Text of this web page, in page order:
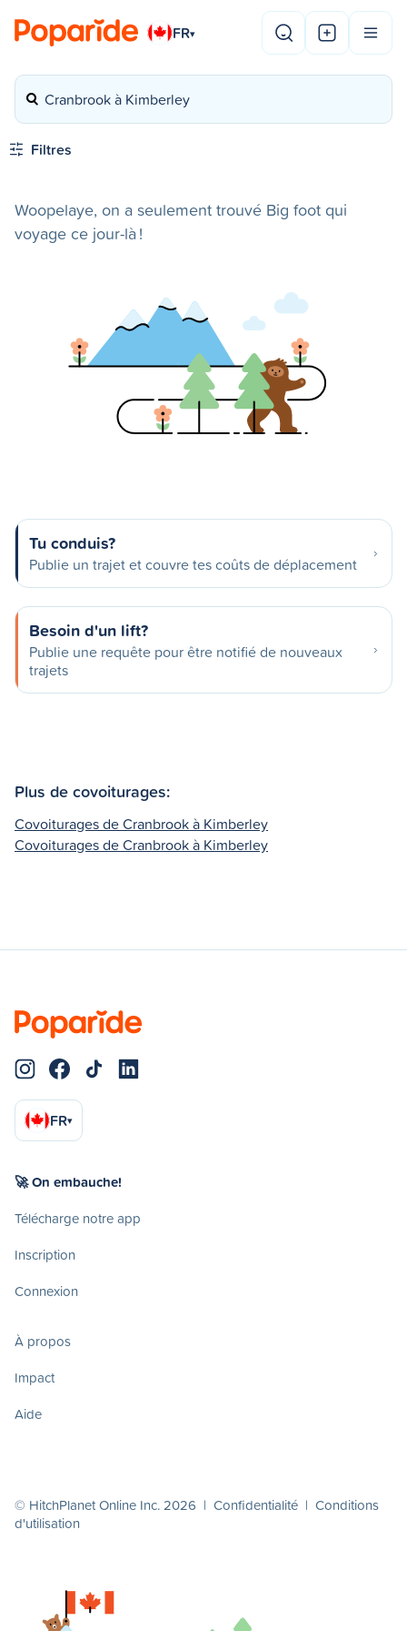
FR▾
Cranbrook à Kimberley
Filtres
Woopelaye, on a seulement trouvé Big foot qui
voyage ce jour-là !
Tu conduis?
Publie un trajet et couvre tes coûts de déplacement
Besoin d'un lift?
Publie une requête pour être notifié de nouveaux
trajets
Plus de covoiturages:
Covoiturages de Cranbrook à Kimberley
Covoiturages de Cranbrook à Kimberley
FR▾
🚀 On embauche!
Télécharge notre app
Inscription
Connexion
À propos
Impact
Aide
© HitchPlanet Online Inc. 2026 | Confidentialité | Conditions
d'utilisation